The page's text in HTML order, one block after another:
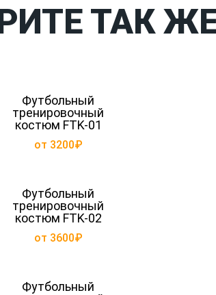
ТАК
Футбольный
тренировочный
костюм FTK-01
от 3200₽
Футбольный
тренировочный
костюм FTK-02
от 3600₽
Футбольный